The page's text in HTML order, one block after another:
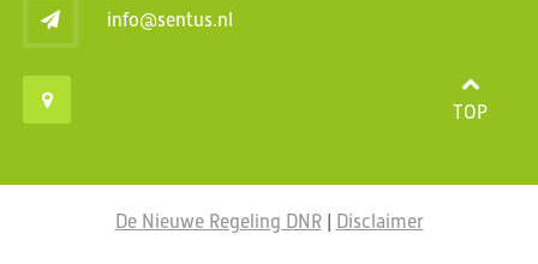
info@sentus.nl
TOP
De Nieuwe Regeling DNR| Disclaimer